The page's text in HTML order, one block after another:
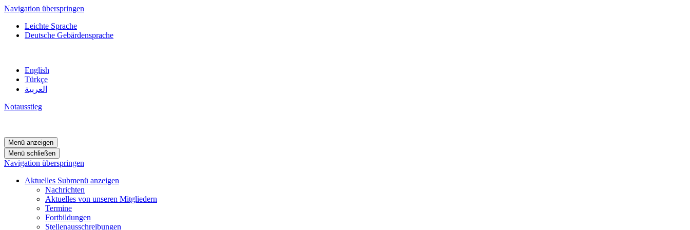
Navigation überspringen
Leichte Sprache
Deutsche Gebärdensprache
English
Türkçe
العربية
Notausstieg
Menü anzeigen
Menü schließen
Navigation überspringen
Aktuelles Submenü anzeigen
Nachrichten
Aktuelles von unseren Mitgliedern
Termine
Fortbildungen
Stellenausschreibungen